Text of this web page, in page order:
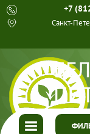
+7
Санкт-